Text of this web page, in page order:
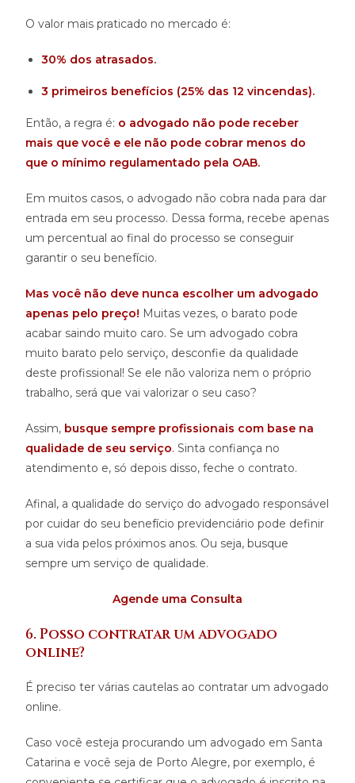
O valor mais praticado no mercado é:
30% dos atrasados.
3 primeiros benefícios (25% das 12 vincendas).
Então, a regra é: o advogado não pode receber
mais que você e ele não pode cobrar menos do
que o mínimo regulamentado pela OAB.
Em muitos casos, o advogado não cobra nada para dar
entrada em seu processo. Dessa forma, recebe apenas
um percentual ao final do processo se conseguir
garantir o seu benefício.
Mas você não deve nunca escolher um advogado
apenas pelo preço! Muitas vezes, o barato pode
acabar saindo muito caro. Se um advogado cobra
muito barato pelo serviço, desconfie da qualidade
deste profissional! Se ele não valoriza nem o próprio
trabalho, será que vai valorizar o seu caso?
Assim, busque sempre profissionais com base na
qualidade de seu serviço. Sinta confiança no
atendimento e, só depois disso, feche o contrato.
Afinal, a qualidade do serviço do advogado responsável
por cuidar do seu benefício previdenciário pode definir
a sua vida pelos próximos anos. Ou seja, busque
sempre um serviço de qualidade.
Agende uma Consulta
6. Posso contratar um advogado
online?
É preciso ter várias cautelas ao contratar um advogado
online.
Caso você esteja procurando um advogado em Santa
Catarina e você seja de Porto Alegre, por exemplo, é